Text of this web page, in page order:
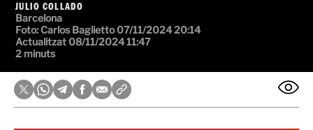
JULIO COLLADO
Barcelona
Foto:Carlos Baglietto 07/11/2024 20:14
Actualitzat 08/11/2024 11:47
2 minuts